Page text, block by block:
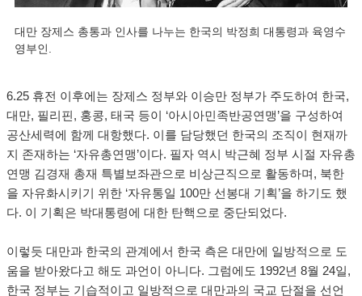
대만 장제스 총통과 인사를 나누는 한국의 박정희 대통령과 육영수
영부인.
6.25 휴전 이후에는 장제스 정부와 이승만 정부가 주도하여 한국,
대만, 필리핀, 홍콩, 태국 등이 ‘아시아민족반공연맹’을 구성하여
공산세력에 함께 대항했다. 이를 담당했던 한국의 조직이 현재까
지 존재하는 ‘자유총연맹’이다. 필자 역시 박근혜 정부 시절 자유총
연맹 김경재 총재 특별보좌관으로 비상근직으로 활동하며, 북한
을 자유화시키기 위한 ‘자유통일 100만 선봉대 기획’을 하기도 했
다. 이 기획은 박대통령에 대한 탄핵으로 중단되었다.
이렇듯 대만과 한국의 관계에서 한국 측은 대만에 일방적으로 도
움을 받아왔다고 해도 과언이 아니다. 그럼에도 1992년 8월 24일,
한국 정부는 기습적이고 일방적으로 대만과의 국교 단절을 선언